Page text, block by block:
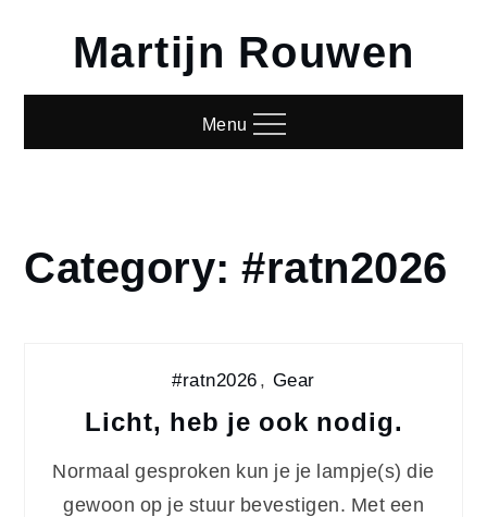
Martijn Rouwen
Menu
Home
#ratn2026
Category:#ratn2026
#ratn2026, Gear
Licht, heb je ook nodig.
Normaal gesproken kun je je lampje(s) die
gewoon op je stuur bevestigen. Met een